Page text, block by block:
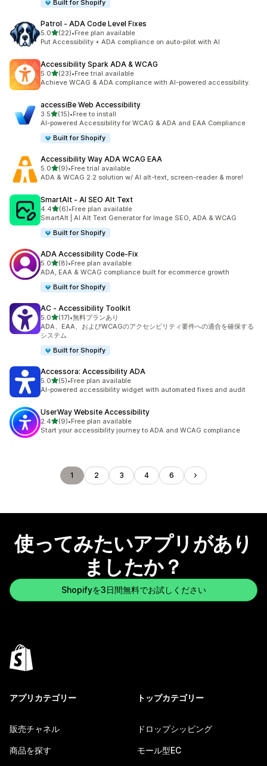
Built for Shopify
Patrol ‑ ADA Code Level Fixes
5.05つ星中
(22)
合計レビュー数：22件
•Free plan available
Put Accessibility + ADA compliance on auto-pilot with AI
Accessibility Spark ADA & WCAG
5.05つ星中
(23)
合計レビュー数：23件
•Free trial available
Achieve WCAG & ADA compliance with AI-powered accessibility.
accessiBe Web Accessibility
3.55つ星中
(15)
合計レビュー数：15件
•Free to install
AI-powered Accessibility for WCAG & ADA and EAA Compliance
Built for Shopify
Accessibility Way ADA WCAG EAA
5.05つ星中
(9)
合計レビュー数：9件
•Free trial available
ADA & WCAG 2.2 solution w/ AI alt-text, screen-reader & more!
SmartAlt ‑ AI SEO Alt Text
4.45つ星中
(6)
合計レビュー数：6件
•Free plan available
SmartAlt | AI Alt Text Generator for Image SEO, ADA & WCAG
Built for Shopify
ADA Accessibility Code‑Fix
5.05つ星中
(8)
合計レビュー数：8件
•Free plan available
ADA, EAA & WCAG compliance built for ecommerce growth
Built for Shopify
AC ‑ Accessibility Toolkit
5.05つ星中
(17)
合計レビュー数：17件
•無料プランあり
ADA、EAA、およびWCAGのアクセシビリティ要件への適合を確保する
システム
Built for Shopify
Accessora: Accessibility ADA
5.05つ星中
(5)
合計レビュー数：5件
•Free plan available
AI-powered accessibility widget with automated fixes and audit
UserWay Website Accessibility
2.45つ星中
(9)
合計レビュー数：9件
•Free plan available
Start your accessibility journey to ADA and WCAG compliance
1 2 3 4 6
使ってみたいアプリがあり
ましたか？
Shopifyを3日間無料でお試しください
アプリカテゴリー
販売チャネル
商品を探す
トップカテゴリー
ドロップシッピング
モール型EC